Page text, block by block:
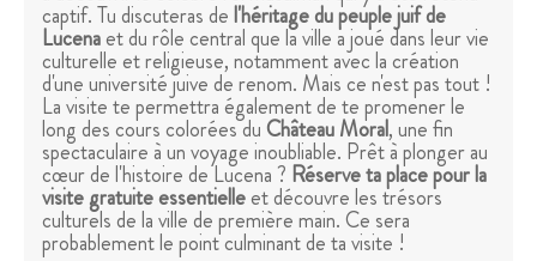
captif. Tu discuteras del'héritage du peuple juif de
Lucenaet du rôle central que la ville a joué dans leur vie
culturelle et religieuse, notamment avec la création
d'une université juive de renom. Mais ce n'est pas tout !
La visite te permettra également de te promener le
long des cours colorées duChâteau Moral, une fin
spectaculaire à un voyage inoubliable. Prêt à plonger au
cœur de l'histoire de Lucena ? Réserve ta place pour la
visite gratuite essentielleet découvre les trésors
culturels de la ville de première main. Ce sera
probablement le point culminant de ta visite !